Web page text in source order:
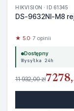
HIKVISION · ID 61345
DS-9632NI-M8
★ 5.0· 7 opinii
Dostępny
Wysyłka 24h
11 932,00 zł